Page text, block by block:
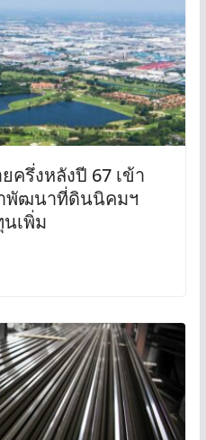
ครึ่งหลังปี 67 เข้า
าพัฒนาที่ดินนิคมฯ
เพิ่ม